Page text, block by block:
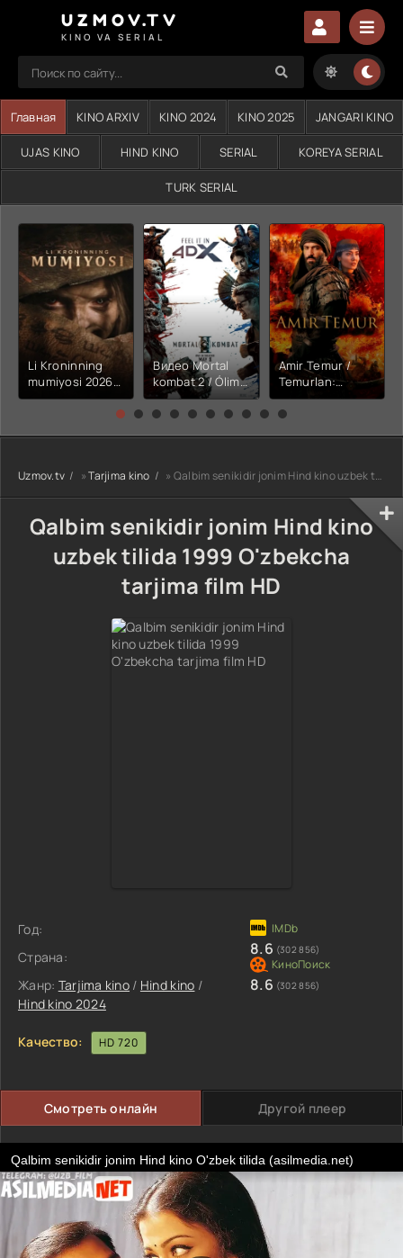
UZMOV.TV
KINO VA SERIAL
Главная KINO ARXIV KINO 2024 KINO 2025 JANGARI KINO
UJAS KINO HIND KINO SERIAL KOREYA SERIAL
TURK SERIAL
Li Kroninning
mumiyosi 2026
(uzbek tilida
kino) tarjima HD
Видео Mortal
kombat 2 / Ólim
jangi 2 (2026)
Uzbek tilida
Amir Temur /
Temurlan:
Fathchining
yuksalishi
tarjima kino Full
HD tas-ix
Uzmov.tv »Tarjima kino » Qalbim senikidir jonim Hind kino uzbek tilida 1999 O'zbekcha tarjima film HD
Qalbim senikidir jonim Hind kino
uzbek tilida 1999 O'zbekcha
tarjima film HD
Год:
Страна:
Жанр: Tarjima kino / Hind kino /
Hind kino 2024
8.6 (302 856)
8.6 (302 856)
Качество: HD 720
Смотреть онлайн Другой плеер